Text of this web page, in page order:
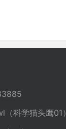
学猫头鹰01）